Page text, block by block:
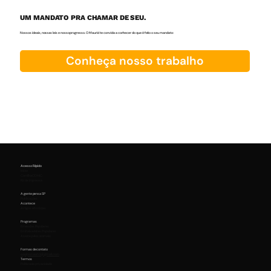
UM MANDATO PRA CHAMAR DE SEU.
Nossos ideais, nossas leis e nosso progresso. O Maurici te convida a conhecer do que é feito o seu mandato:
Conheça nosso trabalho
Acesso Rápido
A gente pensa SP
Acontece
Programas
Formas de contato
Termos